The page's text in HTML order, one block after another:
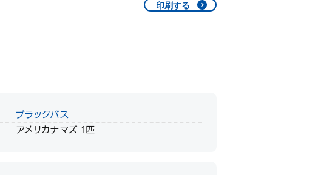
印刷する
ブラックバス
アメリカナマズ 1匹